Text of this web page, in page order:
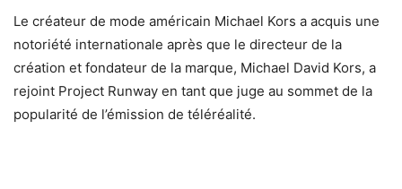
Le créateur de mode américain Michael Kors a acquis une
notoriété internationale après que le directeur de la
création et fondateur de la marque, Michael David Kors, a
rejoint Project Runway en tant que juge au sommet de la
popularité de l’émission de téléréalité.